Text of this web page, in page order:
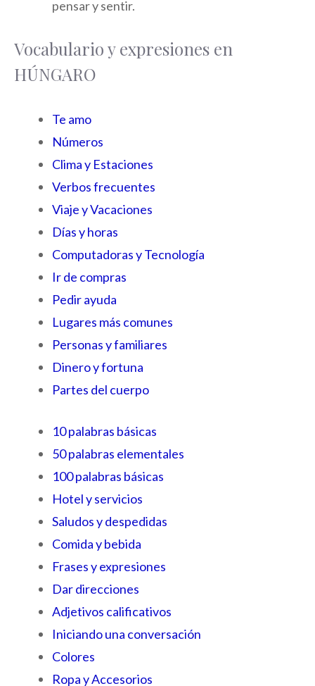
pensar y sentir.
Vocabulario y expresiones en
HÚNGARO
Te amo
Números
Clima y Estaciones
Verbos frecuentes
Viaje y Vacaciones
Días y horas
Computadoras y Tecnología
Ir de compras
Pedir ayuda
Lugares más comunes
Personas y familiares
Dinero y fortuna
Partes del cuerpo
10 palabras básicas
50 palabras elementales
100 palabras básicas
Hotel y servicios
Saludos y despedidas
Comida y bebida
Frases y expresiones
Dar direcciones
Adjetivos calificativos
Iniciando una conversación
Colores
Ropa y Accesorios